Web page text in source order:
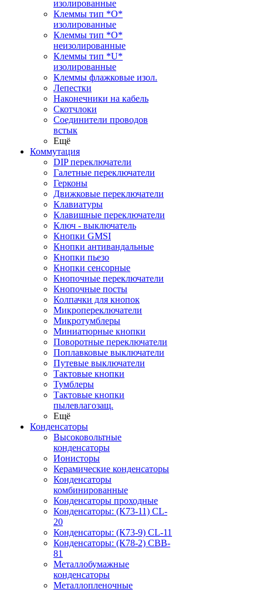
изолированные
Клеммы тип *O*
изолированные
Клеммы тип *O*
неизолированные
Клеммы тип *U*
изолированные
Клеммы флажковые изол.
Лепестки
Наконечники на кабель
Скотчлоки
Соединители проводов
встык
Ещё
Коммутация
DIP переключатели
Галетные переключатели
Герконы
Движковые переключатели
Клавиатуры
Клавишные переключатели
Ключ - выключатель
Кнопки GMSI
Кнопки антивандальные
Кнопки пьезо
Кнопки сенсорные
Кнопочные переключатели
Кнопочные посты
Колпачки для кнопок
Микропереключатели
Микротумблеры
Миниатюрные кнопки
Поворотные переключатели
Поплавковые выключатели
Путевые выключатели
Тактовые кнопки
Тумблеры
Тактовые кнопки
пылевлагозащ.
Ещё
Конденсаторы
Высоковольтные
конденсаторы
Ионисторы
Керамические конденсаторы
Конденсаторы
комбинированные
Конденсаторы проходные
Конденсаторы: (К73-11) CL-
20
Конденсаторы: (К73-9) CL-11
Конденсаторы: (К78-2) CBB-
81
Металлобумажные
конденсаторы
Металлопленочные